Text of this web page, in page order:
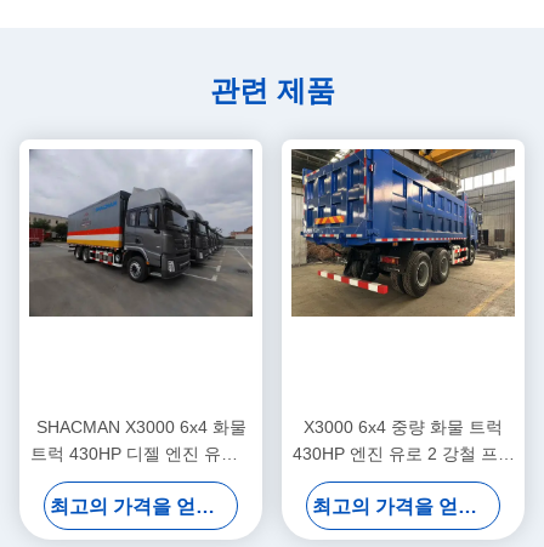
관련 제품
SHACMAN X3000 6x4 화물
트럭 430HP 디젤 엔진 유로 2
배출 600L 알루미늄 연료 탱
크 글로벌 수출최고의 가격을 얻으십시오
X3000 6x4 중량 화물 트럭
430HP 엔진 유로 2 강철 프레
임 차체 25톤 부하 용량
최고의 가격을 얻으십시오